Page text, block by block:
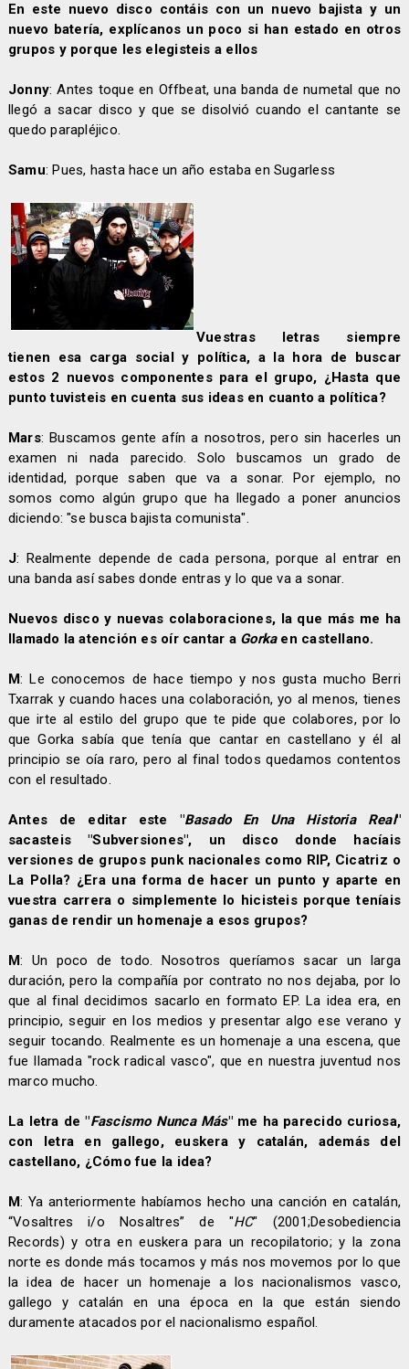
En este nuevo disco contáis con un nuevo bajista y un
nuevo batería, explícanos un poco si han estado en otros
grupos y porque les elegisteis a ellos
Jonny: Antes toque en Offbeat, una banda de numetal que no
llegó a sacar disco y que se disolvió cuando el cantante se
quedo parapléjico.
Samu: Pues, hasta hace un año estaba en Sugarless
Vuestras letras siempre
tienen esa carga social y política, a la hora de buscar
estos 2 nuevos componentes para el grupo, ¿Hasta que
punto tuvisteis en cuenta sus ideas en cuanto a política?
Mars: Buscamos gente afín a nosotros, pero sin hacerles un
examen ni nada parecido. Solo buscamos un grado de
identidad, porque saben que va a sonar. Por ejemplo, no
somos como algún grupo que ha llegado a poner anuncios
diciendo: "se busca bajista comunista".
J: Realmente depende de cada persona, porque al entrar en
una banda así sabes donde entras y lo que va a sonar.
Nuevos disco y nuevas colaboraciones, la que más me ha
llamado la atención es oír cantar a Gorkaen castellano.
M: Le conocemos de hace tiempo y nos gusta mucho Berri
Txarrak y cuando haces una colaboración, yo al menos, tienes
que irte al estilo del grupo que te pide que colabores, por lo
que Gorka sabía que tenía que cantar en castellano y él al
principio se oía raro, pero al final todos quedamos contentos
con el resultado.
Antes de editar este "Basado En Una Historia Real"
sacasteis "Subversiones", un disco donde hacíais
versiones de grupos punk nacionales como RIP, Cicatriz o
La Polla? ¿Era una forma de hacer un punto y aparte en
vuestra carrera o simplemente lo hicisteis porque teníais
ganas de rendir un homenaje a esos grupos?
M: Un poco de todo. Nosotros queríamos sacar un larga
duración, pero la compañía por contrato no nos dejaba, por lo
que al final decidimos sacarlo en formato EP. La idea era, en
principio, seguir en los medios y presentar algo ese verano y
seguir tocando. Realmente es un homenaje a una escena, que
fue llamada "rock radical vasco", que en nuestra juventud nos
marco mucho.
La letra de "Fascismo Nunca Más" me ha parecido curiosa,
con letra en gallego, euskera y catalán, además del
castellano, ¿Cómo fue la idea?
M: Ya anteriormente habíamos hecho una canción en catalán,
“Vosaltres i/o Nosaltres” de "HC" (2001;Desobediencia
Records) y otra en euskera para un recopilatorio; y la zona
norte es donde más tocamos y más nos movemos por lo que
la idea de hacer un homenaje a los nacionalismos vasco,
gallego y catalán en una época en la que están siendo
duramente atacados por el nacionalismo español.